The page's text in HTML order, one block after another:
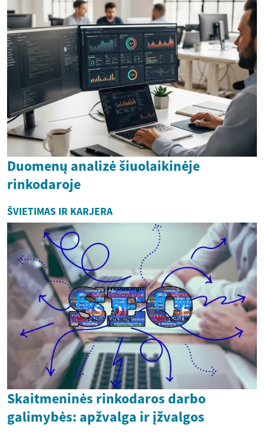
Duomenų analizė šiuolaikinėje
rinkodaroje
ŠVIETIMAS IR KARJERA
Skaitmeninės rinkodaros darbo
galimybės: apžvalga ir įžvalgos